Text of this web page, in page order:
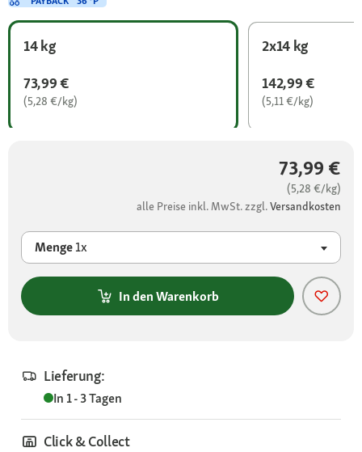
14 kg
73,99 €
(5,28 €/kg)
2x14 kg
142,99 €
(5,11 €/kg)
73,99 €
(5,28 €/kg)
alle Preise inkl. MwSt. zzgl.Versandkosten
Menge1x
In den Warenkorb
Lieferung:
In 1 - 3 Tagen
Click & Collect